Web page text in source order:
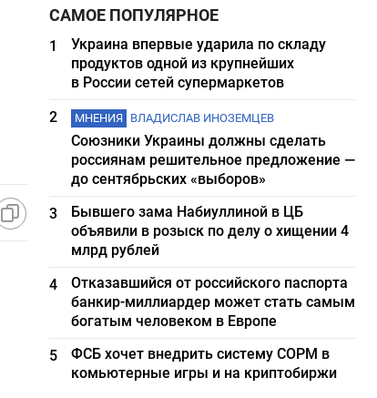
САМОЕ ПОПУЛЯРНОЕ
1
Украина впервые ударила по складу
продуктов одной из крупнейших
в России сетей супермаркетов
2
МНЕНИЯ ВЛАДИСЛАВ ИНОЗЕМЦЕВ
Союзники Украины должны сделать
россиянам решительное предложение —
до сентябрьских «выборов»
3
Бывшего зама Набиуллиной в ЦБ
объявили в розыск по делу о хищении 4
млрд рублей
4
Отказавшийся от российского паспорта
банкир-миллиардер может стать самым
богатым человеком в Европе
5
ФСБ хочет внедрить систему СОРМ в
комьютерные игры и на криптобиржи